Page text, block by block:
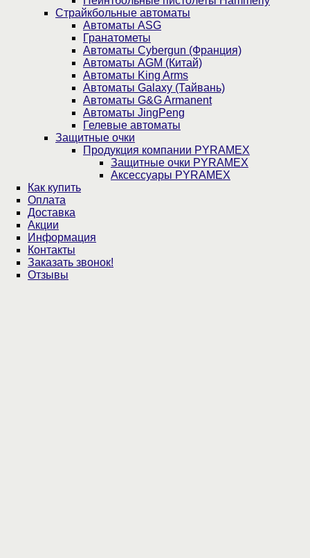
Страйкбольные автоматы
Автоматы ASG
Гранатометы
Автоматы Cybergun (Франция)
Автоматы AGM (Китай)
Автоматы King Arms
Автоматы Galaxy (Тайвань)
Автоматы G&G Armanent
Автоматы JingPeng
Гелевые автоматы
Защитные очки
Продукция компании PYRAMEX
Защитные очки PYRAMEX
Аксессуары PYRAMEX
Как купить
Оплата
Доставка
Акции
Информация
Контакты
Заказать звонок!
Отзывы